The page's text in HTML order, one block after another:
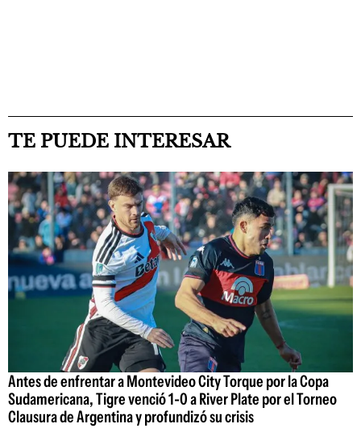
TE PUEDE INTERESAR
Antes de enfrentar a Montevideo City Torque por la Copa
Sudamericana, Tigre venció 1-0 a River Plate por el Torneo
Clausura de Argentina y profundizó su crisis